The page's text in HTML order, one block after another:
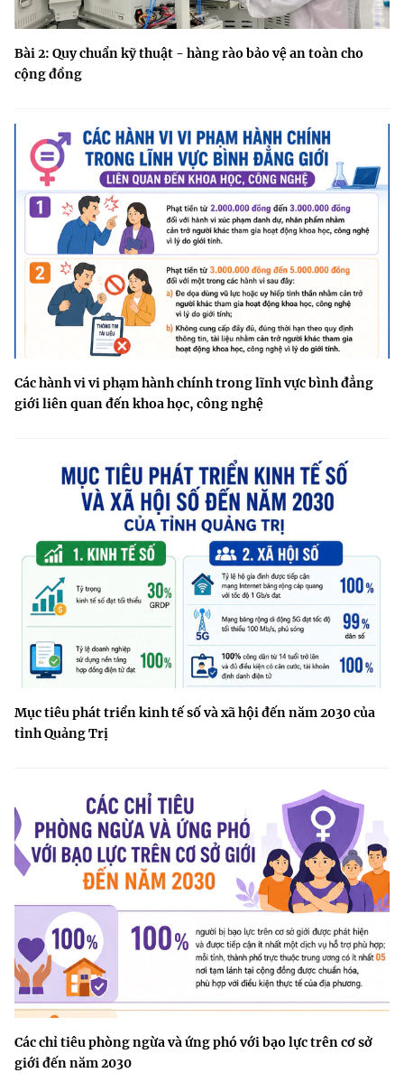
Bài 2: Quy chuẩn kỹ thuật - hàng rào bảo vệ an toàn cho
cộng đồng
Các hành vi vi phạm hành chính trong lĩnh vực bình đẳng
giới liên quan đến khoa học, công nghệ
Mục tiêu phát triển kinh tế số và xã hội đến năm 2030 của
tỉnh Quảng Trị
Các chỉ tiêu phòng ngừa và ứng phó với bạo lực trên cơ sở
giới đến năm 2030